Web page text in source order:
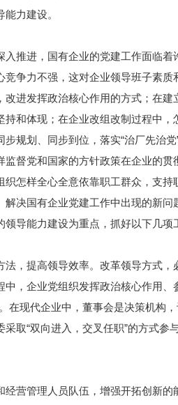
力建设。
入推进，国有企业的党建工作面临
竞争力不强，这对企业领导班子素
改进发挥政治核心作用的方式；在
持和体现；在企业改组改制过程中
规划、同步到位，落实“治厂先治
监督党和国家的方针政策在企业的
织怎样全心全意依靠职工群众，支
解决国有企业党建工作中出现的新
领导能力建设为重点，抓好以下几项
法，提高领导效率。改革领导方式
中，企业党组织发挥政治核心作用
在现代企业中，董事会是决策机构
采取“双向进入，交叉任职”的方式
经营管理人员队伍，增强开拓创新